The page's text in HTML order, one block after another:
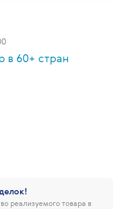
в 60+ стран
реализуемого товара в